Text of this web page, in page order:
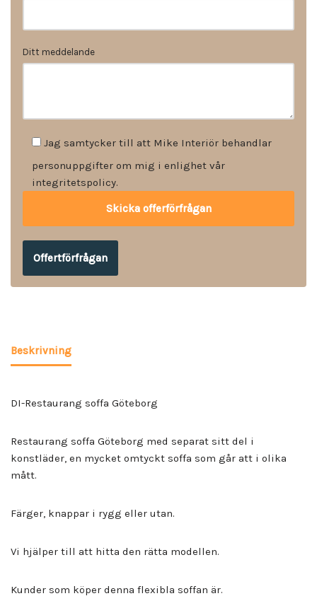
Ditt meddelande
Jag samtycker till att Mike Interiör behandlar
personuppgifter om mig i enlighet vår
integritetspolicy.
Offertförfrågan
Beskrivning
DI-Restaurang soffa Göteborg
Restaurang soffa Göteborg med separat sitt del i
konstläder, en mycket omtyckt soffa som går att i olika
mått.
Färger, knappar i rygg eller utan.
Vi hjälper till att hitta den rätta modellen.
Kunder som köper denna flexibla soffan är.